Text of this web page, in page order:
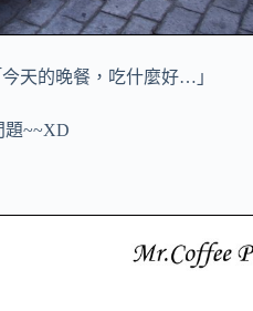
天的晚餐，吃什麼好…」
題~~XD